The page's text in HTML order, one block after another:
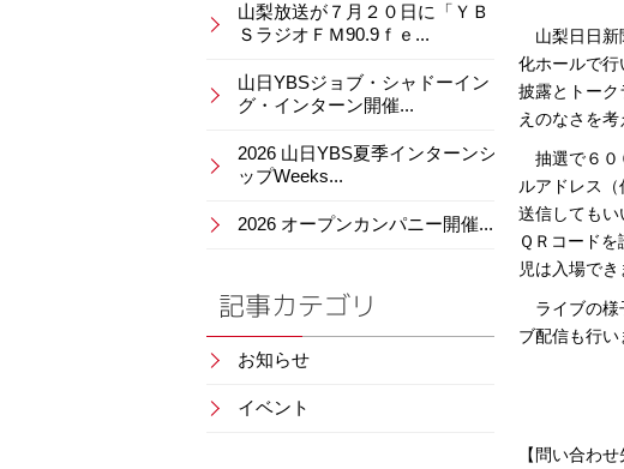
山梨日日新
化ホールで
披露とトー
えのなさを考
抽選で６０
ルアドレス
送信しても
ＱＲコード
児は入場で
ライブの様
ブ配信も行い
【問い合わせ
山梨放送が７月２０日に「ＹＢ
ＳラジオＦＭ90.9ｆｅ...
山日YBSジョブ・シャドーイン
グ・インターン開催...
2026 山日YBS夏季インターンシ
ップWeeks...
2026 オープンカンパニー開催...
記事カテゴリ
お知らせ
イベント